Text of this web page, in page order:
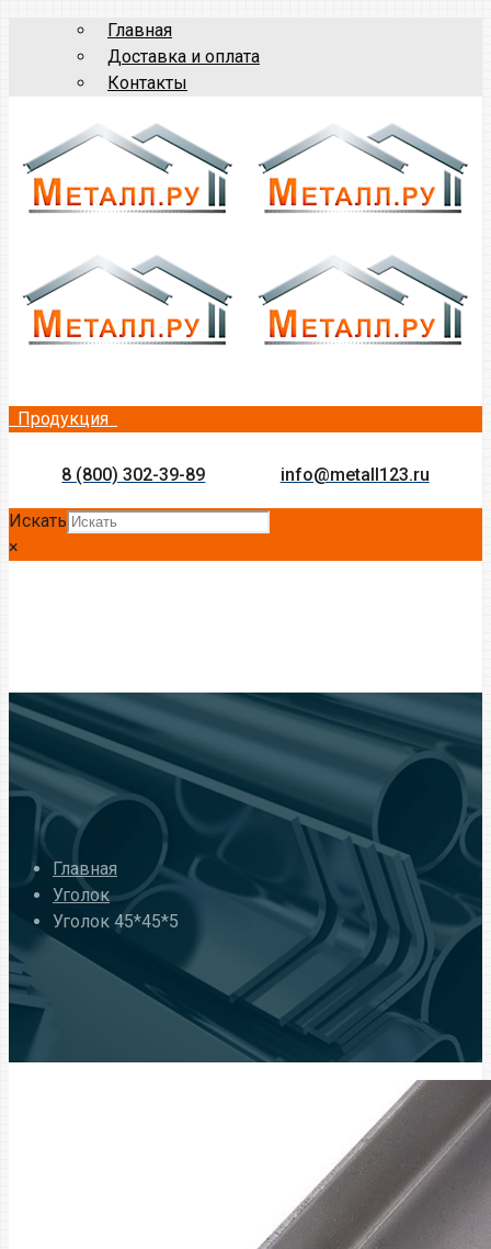
Главная
Доставка и оплата
Контакты
Продукция
8 (800) 302-39-89 info@metall123.ru
Искать
×
Главная
Уголок
Уголок 45*45*5